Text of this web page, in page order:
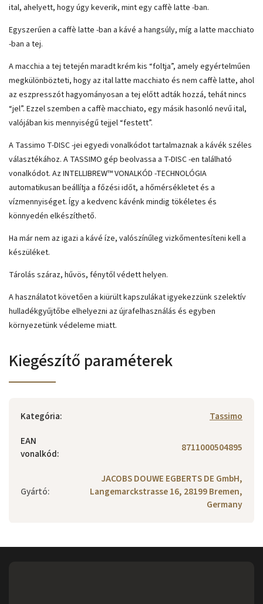
ital, ahelyett, hogy úgy keverik, mint egy caffè latte -ban.
Egyszerűen a caffè latte -ban a kávé a hangsúly, míg a latte macchiato
-ban a tej.
A macchia a tej tetején maradt krém kis “foltja”, amely egyértelműen
megkülönbözteti, hogy az ital latte macchiato és nem caffè latte, ahol
az eszpresszót hagyományosan a tej előtt adták hozzá, tehát nincs
“jel”. Ezzel szemben a caffè macchiato, egy másik hasonló nevű ital,
valójában kis mennyiségű tejjel “festett”.
A Tassimo T-DISC -jei egyedi vonalkódot tartalmaznak a kávék széles
választékához. A TASSIMO gép beolvassa a T-DISC -en található
vonalkódot. Az INTELLIBREW™ VONALKÓD -TECHNOLÓGIA
automatikusan beállítja a főzési időt, a hőmérsékletet és a
vízmennyiséget. Így a kedvenc kávénk mindig tökéletes és
könnyedén elkészíthető.
Ha már nem az igazi a kávé íze, valószínűleg vizkőmentesíteni kell a
készüléket.
Tárolás száraz, hűvös, fénytől védett helyen.
A használatot követően a kiürült kapszulákat igyekezzünk szelektív
hulladékgyűjtőbe elhelyezni az újrafelhasználás és egyben
környezetünk védeleme miatt.
Kiegészítő paraméterek
Kategória:
Tassimo
EAN
vonalkód: 8711000504895
Gyártó:
JACOBS DOUWE EGBERTS DE GmbH,
Langemarckstrasse 16, 28199 Bremen,
Germany